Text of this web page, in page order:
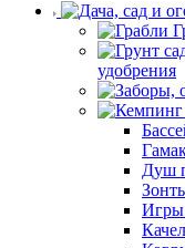
удобрения
Душ
Игры